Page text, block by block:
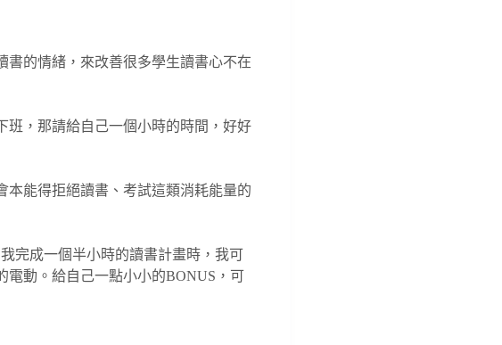
書的情緒，來改善很多學生讀書心不在
班，那請給自己一個小時的時間，好好
本能得拒絕讀書、考試這類消耗能量的
完成一個半小時的讀書計畫時，我可
電動。給自己一點小小的BONUS，可